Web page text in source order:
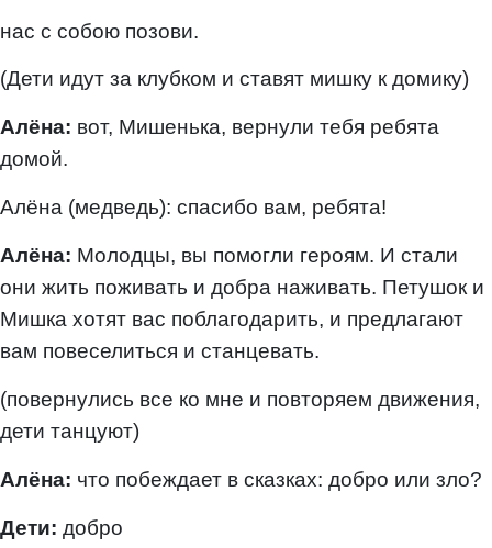
нас с собою позови.
(Дети идут за клубком и ставят мишку к домику)
Алёна: вот, Мишенька, вернули тебя ребята
домой.
Алёна (медведь): спасибо вам, ребята!
Алёна: Молодцы, вы помогли героям. И стали
они жить поживать и добра наживать. Петушок и
Мишка хотят вас поблагодарить, и предлагают
вам повеселиться и станцевать.
(повернулись все ко мне и повторяем движения,
дети танцуют)
Алёна: что побеждает в сказках: добро или зло?
Дети: добро